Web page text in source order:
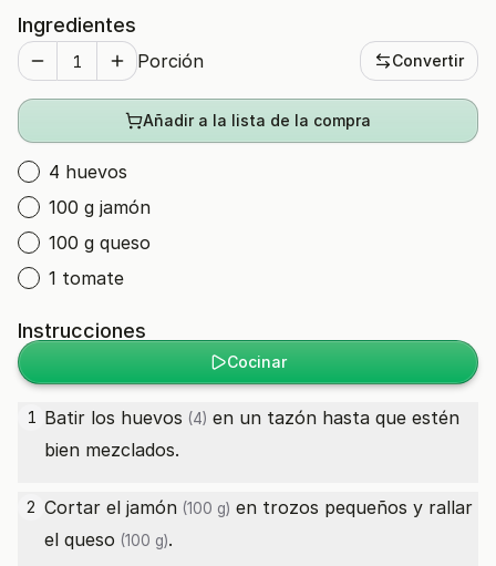
Ingredientes
Porción Convertir
Añadir a la lista de la compra
4 huevos
100 g jamón
100 g queso
1 tomate
Instrucciones
Cocinar
1 Batir los huevos (4) en un tazón hasta que estén
bien mezclados.
2 Cortar el jamón (100 g) en trozos pequeños y rallar
el queso (100 g).